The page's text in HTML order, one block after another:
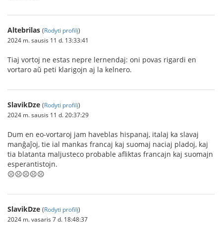
Altebrilas (Rodyti profilį)
2024 m. sausis 11 d. 13:33:41
Tiaj vortoj ne estas nepre lernendaj: oni povas rigardi en
vortaro aŭ peti klarigojn aj la kelnero.
SlavikDze (Rodyti profilį)
2024 m. sausis 11 d. 20:37:29
Dum en eo-vortaroj jam haveblas hispanaj, italaj ka slavaj
manĝaĵoj, tie ial mankas francaj kaj suomaj naciaj pladoj, kaj
tia blatanta maljusteco probable afliktas francajn kaj suomajn
esperantistojn.
☹️☹️☹️☹️☹️
SlavikDze (Rodyti profilį)
2024 m. vasaris 7 d. 18:48:37